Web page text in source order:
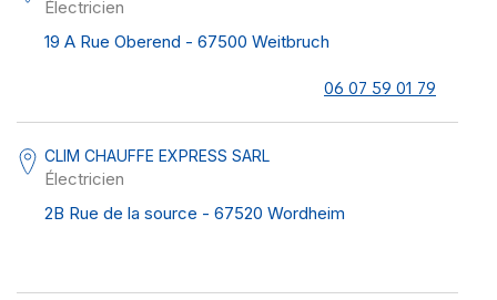
Électricien
19 A Rue Oberend - 67500 Weitbruch
06 07 59 01 79
CLIM CHAUFFE EXPRESS SARL
Électricien
2B Rue de la source - 67520 Wordheim